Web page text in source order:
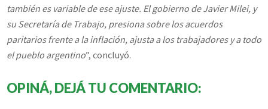
también es variable de ese ajuste. El gobierno de Javier Milei, y
su Secretaría de Trabajo, presiona sobre los acuerdos
paritarios frente a la inflación, ajusta a los trabajadores y a todo
el pueblo argentino”, concluyó.
OPINÁ, DEJÁ TU COMENTARIO: